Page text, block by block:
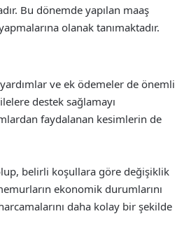
Bu dönemde yapılan maaş
olanak tanımaktadır.
yardımlar ve ek ödemeler de önemli
destek sağlamayı
faydalanan kesimlerin de
belirli koşullara göre değişiklik
ekonomik durumlarını
daha kolay bir şekilde